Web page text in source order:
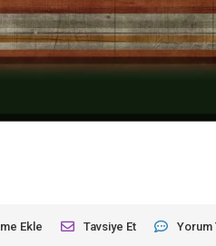
Ekle Tavsiye Et Yorum